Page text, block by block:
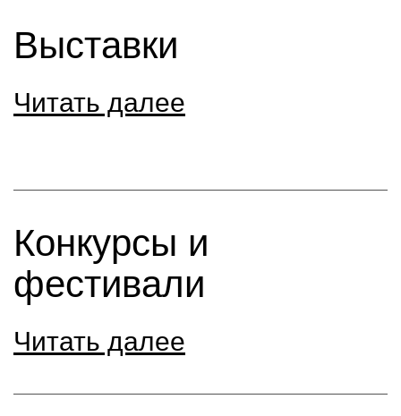
Выставки
Читать далее
Конкурсы и
фестивали
Читать далее